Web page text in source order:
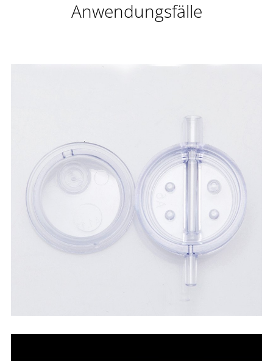
Anwendungsfälle